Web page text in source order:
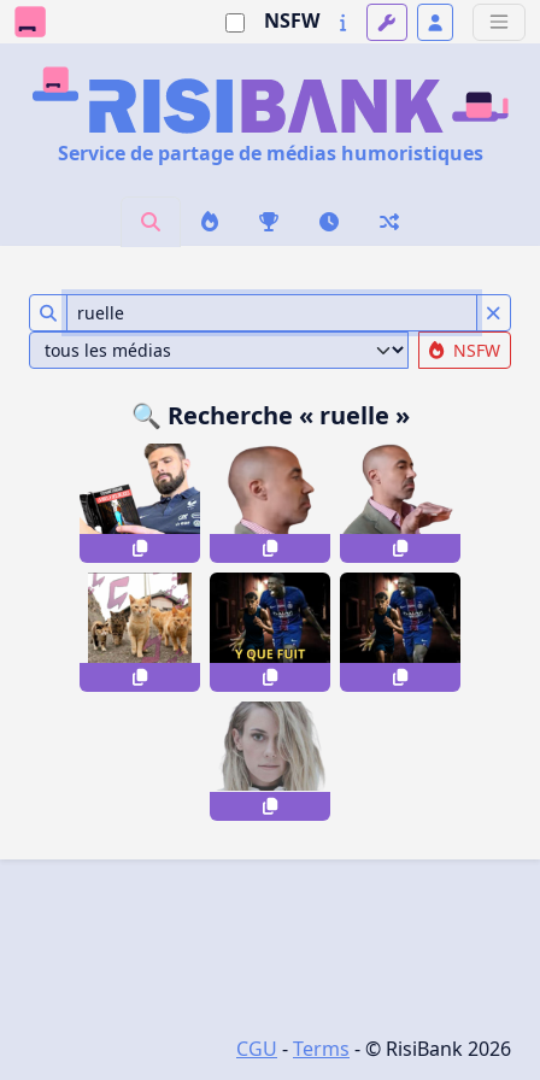
NSFW
Service de partage de médias humoristiques
NSFW
🔍 Recherche « ruelle »
CGU -Terms - © RisiBank 2026